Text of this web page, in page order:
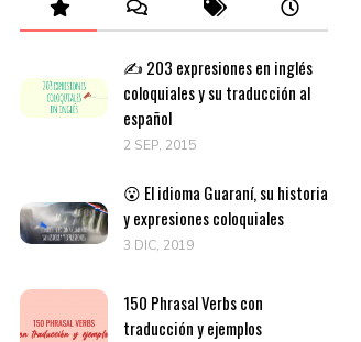
✍️ 203 expresiones en inglés
coloquiales y su traducción al
español
2 SEP, 2015
😮 El idioma Guaraní, su historia
y expresiones coloquiales
3 DIC, 2019
150 Phrasal Verbs con
traducción y ejemplos